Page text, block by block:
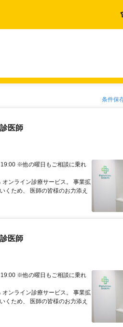
条件保
医師
※他の曜日もご相談に乗れ
ンライン診療サービス。 事業拡
くため、 医師の皆様のお力添え
医師
※他の曜日もご相談に乗れ
ンライン診療サービス。 事業拡
くため、 医師の皆様のお力添え